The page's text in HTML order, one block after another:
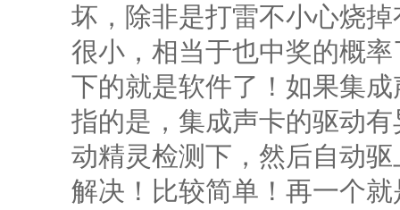
坏，除非是打雷不小心烧
很小，相当于也中奖的概
下的就是软件了！如果集
指的是，集成声卡的驱动
动精灵检测下，然后自动
解决！比较简单！再一个